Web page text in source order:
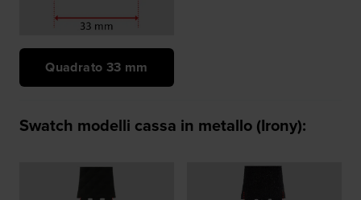
Quadrato 33 mm
Swatch modelli cassa in metallo (Irony):